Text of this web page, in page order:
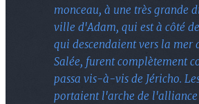
monceau, à une très grande
ville d'Adam, qui est à côté
qui descendaient vers la
Salée, furent complètement
passa vis-à-vis de Jéricho.
portaient l'arche de